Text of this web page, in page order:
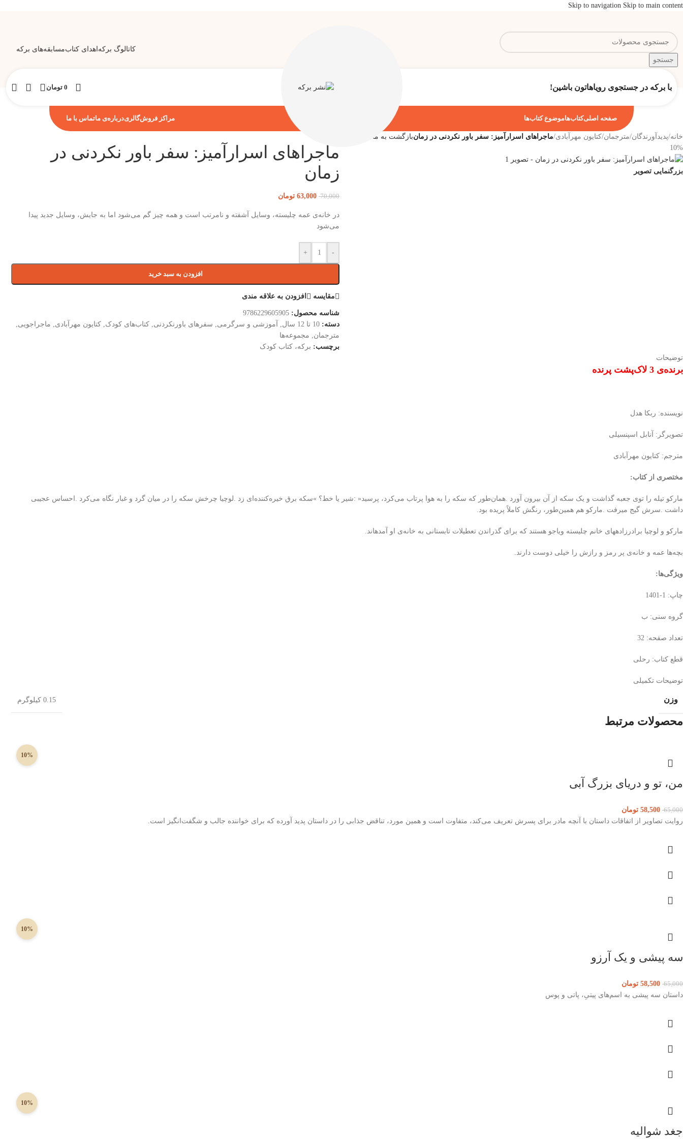
Skip to navigation Skip to main content
جستجو
کاتالوگ برکه اهدای کتابمسابقه‌های برکه
با برکه در جستجوی رویاهاتون باشین! 0 تومان
صفحه اصلیکتاب‌هاموضوع کتاب‌ها مراکز فروشگالریدرباره‌ی ماتماس با ما
خانه/پدیدآورندگان/مترجمان/کتایون مهرآبادی/ماجراهای اسرارآمیز: سفر باور نکردنی در زمانبازگشت به محصولات
10%
بزرگنمایی تصویر
ماجراهای اسرارآمیز: سفر باور نکردنی در
زمان
70,000
63,000 تومان
‬می‌شود‭
-
+
افزودن به سبد خرید
مقایسه افزودن به علاقه مندی
شناسه محصول: 9786229605905
دسته: 10 تا 12 سال , آموزشی و سرگرمی, سفرهای باورنکردنی, کتاب‌های کودک, کتایون مهرآبادی, ماجراجویی,
مترجمان, مجموعه‌ها
برچسب: برکه، کتاب کودک
توضیحات
برنده‌ی 3 لاک‌پشت پرنده
نویسنده: ربکا هدل
تصویرگر: آنابل اسپنسیلی
مترجم: کتایون مهرآبادی
مختصری از کتاب:
‬داشت‭. ‬سرش‭ ‬گیج‭ ‬می‎رفت‭. ‬مارکو‭ ‬هم‭ ‬همین‌طور،‭ ‬رنگش‭ ‬کاملاً‭ ‬پریده‭ ‬بود‭. ‬
مارکو‭ ‬و‭ ‬لوچیا‭ ‬برادرزاده‎های‭ ‬خانم‭ ‬چلیسته‭ ‬ویاجو‭ ‬هستند‭ ‬که‭ ‬برای‭ ‬گذراندن‭ ‬تعطیلات‭ ‬تابستانی‭ ‬به‭ ‬خانه‌ی‭ ‬او‭ ‬آمده‎اند‭. ‬
بچه‌ها‭ ‬عمه‭ ‬و‭ ‬خانه‌ی‭ ‬پر‭ ‬رمز‭ ‬و‭ ‬رازش‭ ‬را‭ ‬خیلی‭ ‬دوست‭ ‬دارند‭. ‬
ویژگی‌ها:
چاپ: 1-1401
گروه سنی: ب
تعداد صفحه: 32
قطع کتاب: رحلی
توضیحات تکمیلی
وزن 0.15 کیلوگرم
محصولات مرتبط
10%
من، تو و دریای بزرگ آبی
65,000
58,500 تومان
روایت تصاویر از اتفاقات داستان با آنچه مادر برای پسرش تعریف می‌کند، متفاوت است و همین مورد، تناقض جذابی را در داستان پدید آورده که برای خواننده جالب و شگفت‌انگیز است.
10%
سه پیشی و یک آرزو
65,000
58,500 تومان
داستان سه پیشی به اسم‌های پیتیِ، پاتی و پوس
10%
جغد شوالیه